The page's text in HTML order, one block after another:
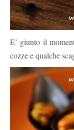
E’ giunto il
cozze e qualche